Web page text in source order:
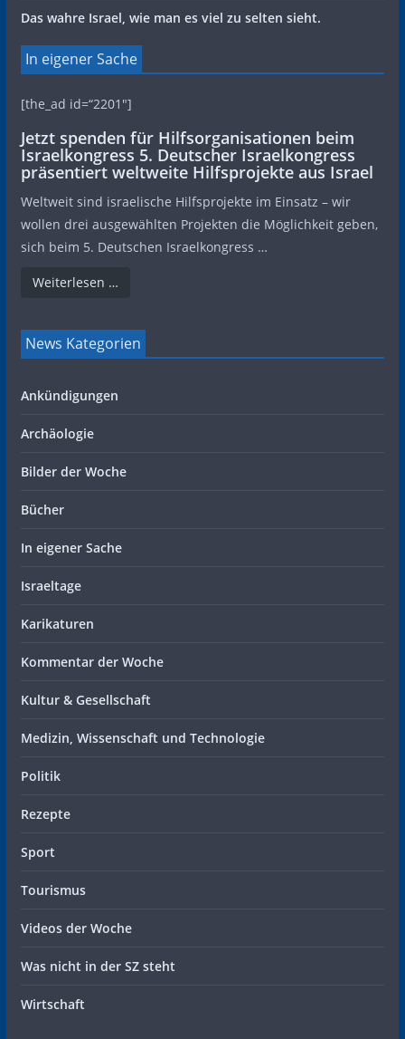
Das wahre Israel, wie man es viel zu selten sieht.
In eigener Sache
[the_ad id=“2201″]
Jetzt spenden für Hilfsorganisationen beim
Israelkongress 5. Deutscher Israelkongress
präsentiert weltweite Hilfsprojekte aus Israel
Weltweit sind israelische Hilfsprojekte im Einsatz – wir
wollen drei ausgewählten Projekten die Möglichkeit geben,
sich beim 5. Deutschen Israelkongress …
Weiterlesen …
News Kategorien
Ankündigungen
Archäologie
Bilder der Woche
Bücher
In eigener Sache
Israeltage
Karikaturen
Kommentar der Woche
Kultur & Gesellschaft
Medizin, Wissenschaft und Technologie
Politik
Rezepte
Sport
Tourismus
Videos der Woche
Was nicht in der SZ steht
Wirtschaft